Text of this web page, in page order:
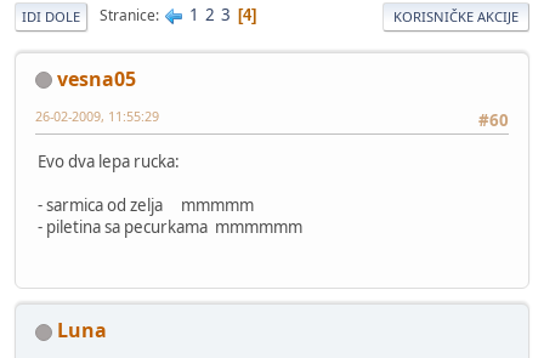
IDI DOLE Stranice 1 2 3 4 KORISNIČKE AKCIJE
vesna05
#60
26-02-2009, 11:55:29
Evo dva lepa rucka:
- sarmica od zelja mmmmm
- piletina sa pecurkama mmmmmm
Luna